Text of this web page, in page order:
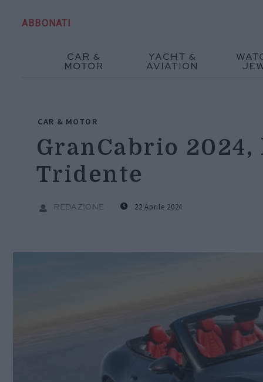
ABBONATI
CAR &
MOTOR
YACHT &
AVIATION
CAR & MOTOR
GranCabrio
Tridente
REDAZIONE 22 Aprile 2024